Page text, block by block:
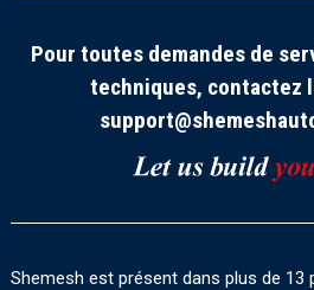
Pour toutes demandes de
techniques, contactez
Shemesh est présent dans plus de 13